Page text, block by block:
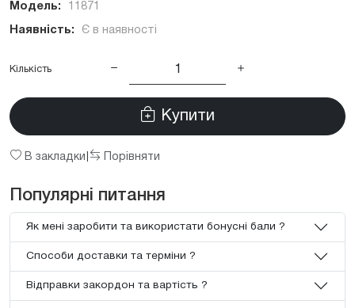
Модель: 11871
Наявність: Є в наявності
Кількість
Купити
В закладки Порівняти
Популярні питання
Як мені заробити та використати бонусні бали ?
Способи доставки та терміни ?
Відправки закордон та вартість ?